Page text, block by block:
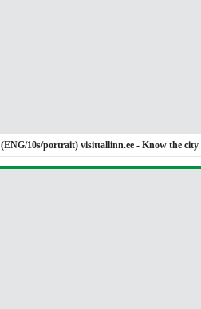
(ENG/10s/portrait) visittallinn.ee - Know the city